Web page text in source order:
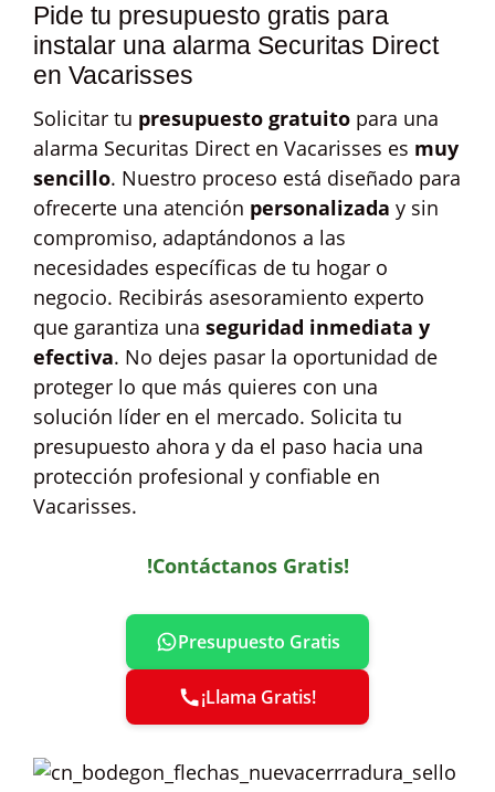
Pide tu presupuesto gratis para
instalar una alarma Securitas Direct
en Vacarisses
Solicitar tu presupuesto gratuito para una
alarma Securitas Direct en Vacarisses es muy
sencillo. Nuestro proceso está diseñado para
ofrecerte una atención personalizada y sin
compromiso, adaptándonos a las
necesidades específicas de tu hogar o
negocio. Recibirás asesoramiento experto
que garantiza una seguridad inmediata y
efectiva. No dejes pasar la oportunidad de
proteger lo que más quieres con una
solución líder en el mercado. Solicita tu
presupuesto ahora y da el paso hacia una
protección profesional y confiable en
Vacarisses.
!Contáctanos Gratis!
Presupuesto Gratis
¡Llama Gratis!